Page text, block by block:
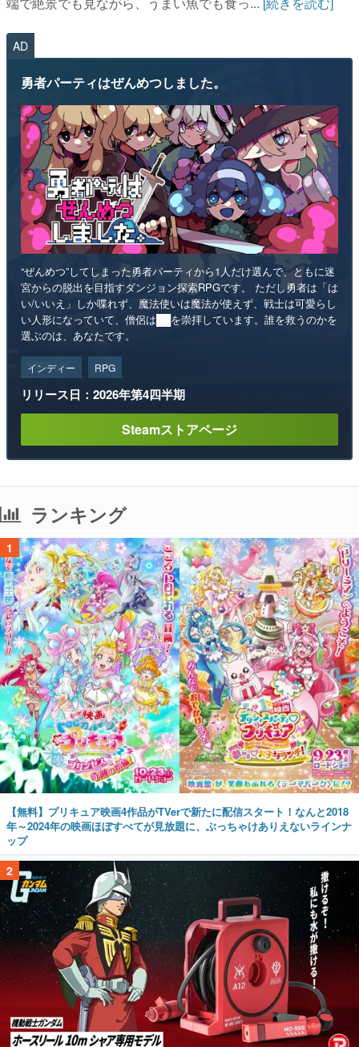
AD
勇者パーティはぜんめつしました。
“ぜんめつ”してしまった勇者パーティから1人だけ選んで、ともに迷
宮からの脱出を目指すダンジョン探索RPGです。 ただし勇者は「は
い/いいえ」しか喋れず、魔法使いは魔法が使えず、戦士は可愛らし
い人形になっていて、僧侶は██を崇拝しています。誰を救うのかを
選ぶのは、あなたです。
インディー RPG
リリース日：2026年第4四半期
Steamストアページ
ランキング
1
【無料】プリキュア映画4作品がTVerで新たに配信スタート！なんと2018
年～2024年の映画ほぼすべてが見放題に、ぶっちゃけありえないラインナ
ップ
2